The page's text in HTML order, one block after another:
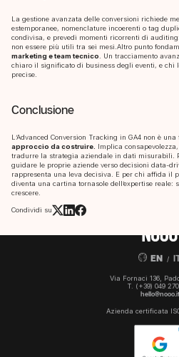
La gestione avanzata delle conversioni richiede
estemporanee, nomenclature incoerenti o tag
condivisa, e prevedi momenti ricorrenti di
non essere più utili tra sei mesi.Altro punto
marketing e team tecnico. Un tracciamento
chiaro il significato di business degli eventi, e chi
precise.
Conclusione
L’Advanced Conversion Tracking in GA4 non è
approccio da costruire.
Implica
tradurre la strategia aziendale in dati misurabili.
guidare le proprie aziende verso decisioni data-
rappresenta una leva decisiva. E per chi affida il
diventa una cartina tornasole dell’expertise
crescere.
Condividi su
EN /
Via Fornaci 136,
T.
(+39) 049
hello@nooo.it
Azienda certificata